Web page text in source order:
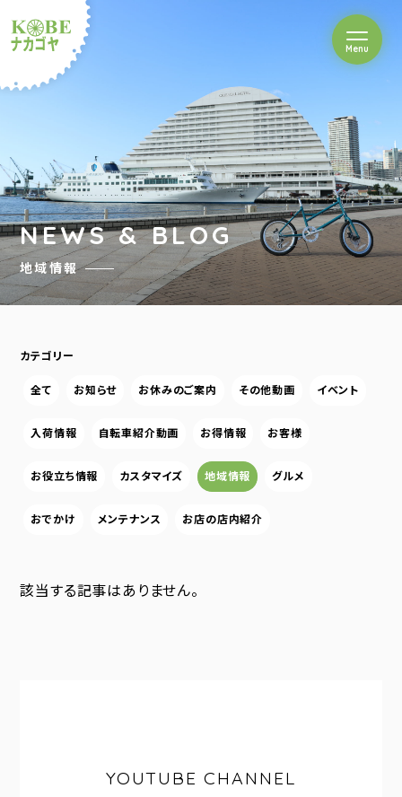
ルショップナカゴヤ
Menuを開閉
NEWS & BLOG
地域情報
カテゴリー
全て お知らせ お休みのご案内 その他動画 イベント
入荷情報 自転車紹介動画 お得情報 お客様
お役立ち情報 カスタマイズ 地域情報 グルメ
おでかけ メンテナンス お店の店内紹介
該当する記事はありません。
YOUTUBE CHANNEL